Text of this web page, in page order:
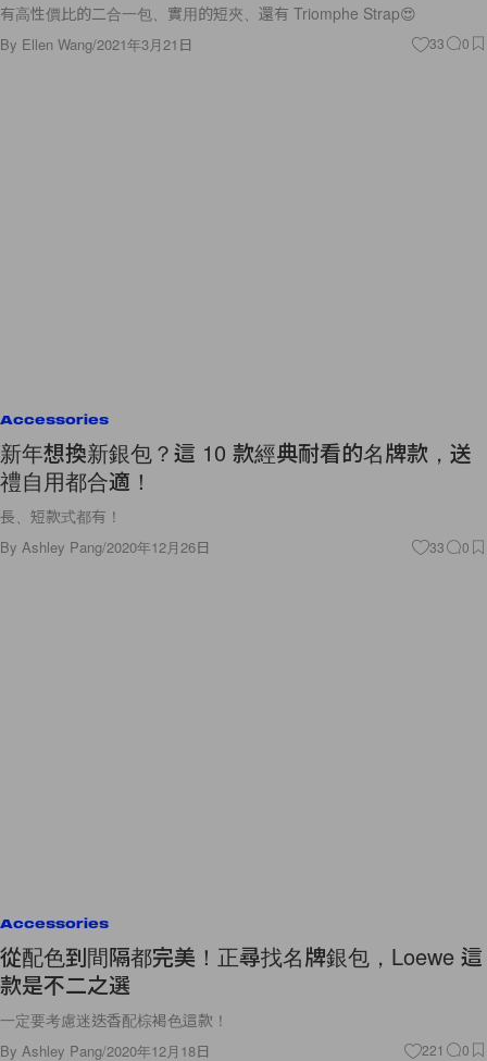
有高性價比的二合一包、實用的短夾、還有 Triomphe Strap😍
By Ellen Wang/2021年3月21日 33 0
Accessories
新年想換新銀包？這 10 款經典耐看的名牌款，送
禮自用都合適！
長、短款式都有！
By Ashley Pang/2020年12月26日 33 0
Accessories
從配色到間隔都完美！正尋找名牌銀包，Loewe 這
款是不二之選
一定要考慮迷迭香配棕褐色這款！
By Ashley Pang/2020年12月18日 221 0